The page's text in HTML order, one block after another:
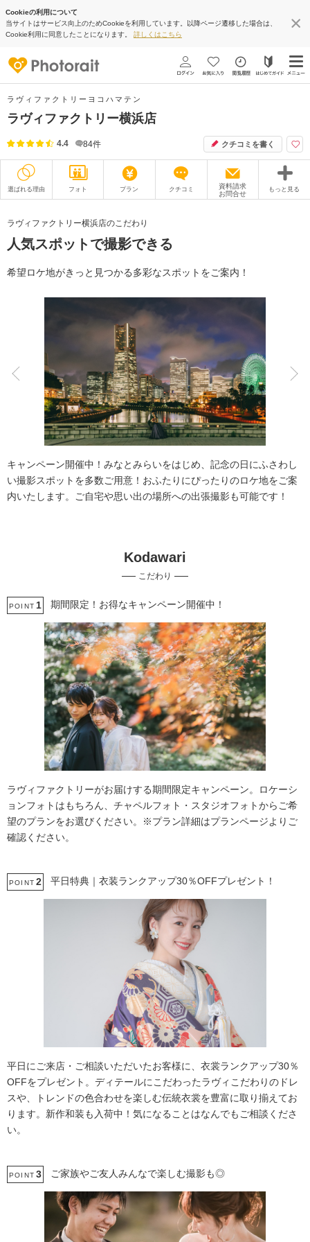
Cookieの利用について
当サイトはサービス向上のためCookieを利用しています。以降ページ遷移した場合は、
Cookie利用に同意したことになります。 詳しくはこちら
ラヴィファクトリーヨコハマテン
ラヴィファクトリー横浜店
4.4 84件 クチコミを書く
選ばれる理由 フォト プラン クチコミ
資料請求
お問合せ
もっと見る
衣装
オプション ブログ
アクセス/TEL スタジオトップ
こだわりポイント
人気スポットでの撮影 チャペルでの撮影
撮影前の打ち合わせ
豊富な色打掛・着物
歴史的建造物での撮影
神社・寺院での撮影
夜景での撮影
マタニティフォト
ラヴィファクトリー横浜店のこだわり
人気スポットで撮影できる
希望ロケ地がきっと見つかる多彩なスポットをご案内！
キャンペーン開催中！みなとみらいをはじめ、記念の日にふさわし
い撮影スポットを多数ご用意！おふたりにぴったりのロケ地をご案
内いたします。ご自宅や思い出の場所への出張撮影も可能です！
Kodawari
こだわり
POINT 1 期間限定！お得なキャンペーン開催中！
ラヴィファクトリーがお届けする期間限定キャンペーン。ロケーシ
ョンフォトはもちろん、チャペルフォト・スタジオフォトからご希
望のプランをお選びください。※プラン詳細はプランページよりご
確認ください。
POINT 2 平日特典｜衣装ランクアップ30％OFFプレゼント！
平日にご来店・ご相談いただいたお客様に、衣裳ランクアップ30％
OFFをプレゼント。ディテールにこだわったラヴィこだわりのドレ
スや、トレンドの色合わせを楽しむ伝統衣裳を豊富に取り揃えてお
ります。新作和装も入荷中！気になることはなんでもご相談くださ
い。
POINT 3 ご家族やご友人みんなで楽しむ撮影も◎